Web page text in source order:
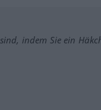
indem Sie ein